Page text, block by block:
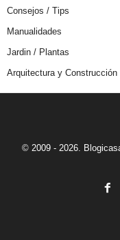
Consejos / Tips
Manualidades
Jardin / Plantas
Arquitectura y Construcción
© 2009 - 2026.